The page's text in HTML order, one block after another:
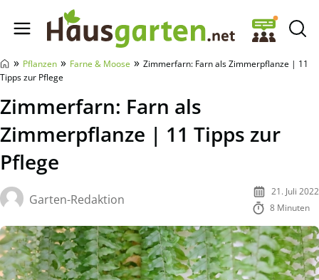
Hausgarten.net
» Pflanzen » Farne & Moose » Zimmerfarn: Farn als Zimmerpflanze | 11
Tipps zur Pflege
Zimmerfarn: Farn als
Zimmerpflanze | 11 Tipps zur
Pflege
Garten-Redaktion
21. Juli 2022
8 Minuten